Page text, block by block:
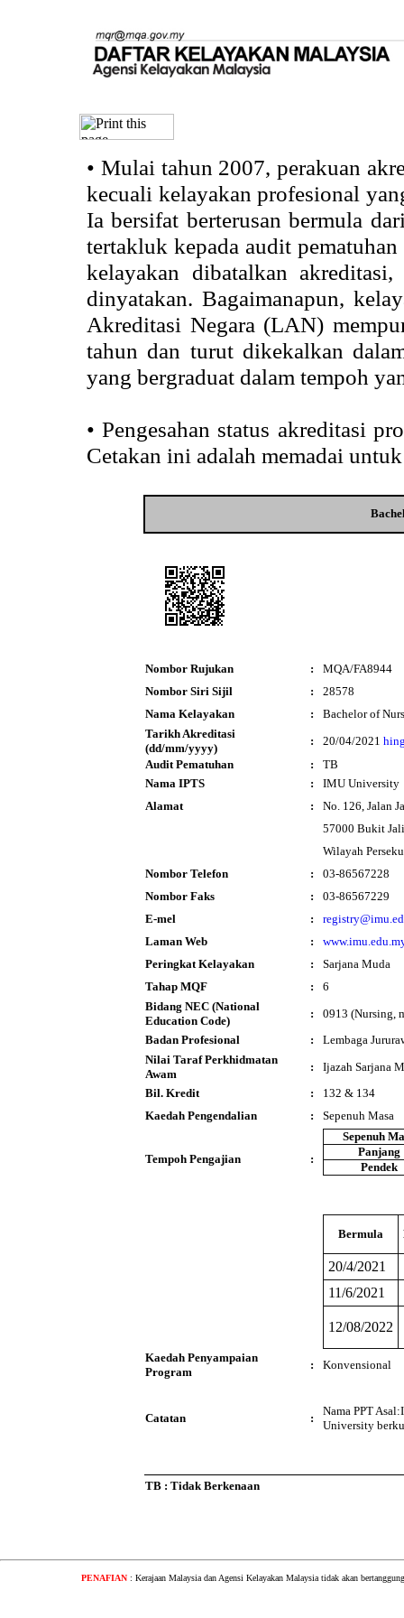
• Mulai tahun 2007, perakuan
kecuali kelayakan profesional
Ia bersifat berterusan bermula
tertakluk kepada audit
kelayakan dibatalkan
dinyatakan. Bagaimanapun,
Akreditasi Negara (LAN)
tahun dan turut dikekalkan
yang bergraduat dalam tempoh
• Pengesahan status akreditasi
Cetakan ini adalah memadai
Nombor Rujukan :
MQA/FA8944
Nombor Siri Sijil
:
28578
Nama Kelayakan
:
Bachelor of
Tarikh Akreditasi
(dd/mm/yyyy)
: 20/04/2021
Audit Pematuhan
:
TB
Nama IPTS
:
IMU University
Alamat
:
No. 126, Jalan
57000 Bukit
Wilayah
Nombor Telefon
:
03-86567228
Nombor Faks
:
03-86567229
E-mel
:
Laman Web
:
Peringkat Kelayakan
:
Sarjana Muda
Tahap MQF
:
6
Bidang NEC (National
Education Code)
:
0913 (Nursing,
Badan Profesional
:
Lembaga
Nilai Taraf Perkhidmatan
Awam
:
Ijazah Sarjana
Bil. Kredit
:
132 & 134
Kaedah Pengendalian
: Sepenuh Masa
Tempoh Pengajian :
Sepenuh
Panjang
Pendek
Bermula
20/4/2021
11/6/2021
12/08/2022
Kaedah Penyampaian
Program
: Konvensional
Catatan :
Nama PPT
University
TB : Tidak Berkenaan
PENAFIAN : Kerajaan Malaysia dan Agensi Kelayakan Malaysia tidak akan